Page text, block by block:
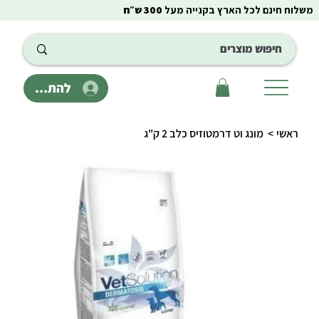
להתחבר
משלוח חינם לכל הארץ בקנייה מעל 300 ש״ח
ראשי > מונג וט דרמטוזיס כלב 2 ק"ג